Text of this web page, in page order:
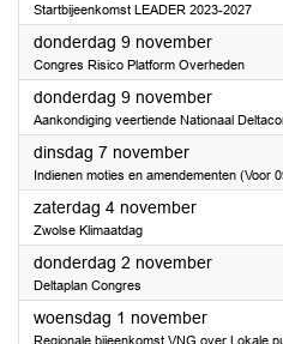
Startbijeenkomst LEADER 2023-2027
donderdag 9 november2023
Congres Risico Platform Overheden
donderdag 9 november2023
Aankondiging veertiende Nationaal
dinsdag 7 november2023
Indienen moties en amendementen (Voor
zaterdag 4 november2023
Zwolse Klimaatdag
donderdag 2 november2023
Deltaplan Congres
woensdag 1 november2023
Regionale bijeenkomst VNG over Lokale